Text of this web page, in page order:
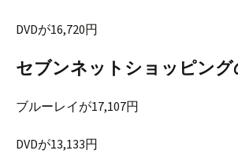
DVDが16,720円
セブンネットショッピング
ブルーレイが17,107円
DVDが13,133円